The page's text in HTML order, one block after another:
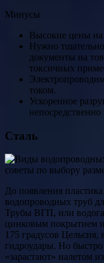
Минусы
Высокие цены
Нужно
документы на
токсичных
током.
Ускоренное
Сталь
До появления
водопроводных труб
Трубы ВГП, или
цинковым покрытием
175 градусов Цельсия,
гидроудары. Но
«зарастают» налетом